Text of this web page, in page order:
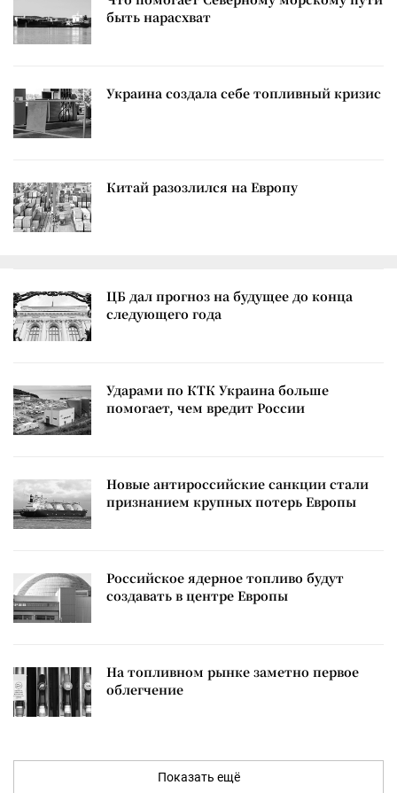
быть нарасхват
Украина создала себе топливный кризис
Китай разозлился на Европу
ЦБ дал прогноз на будущее до конца
следующего года
Ударами по КТК Украина больше
помогает, чем вредит России
Новые антироссийские санкции стали
признанием крупных потерь Европы
Российское ядерное топливо будут
создавать в центре Европы
На топливном рынке заметно первое
облегчение
Показать ещё